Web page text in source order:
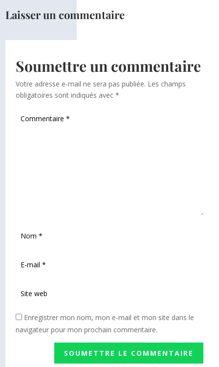
Laisser un commentaire
Soumettre un commentaire
Votre adresse e-mail ne sera pas publiée. Les champs
obligatoires sont indiqués avec*
Enregistrer mon nom, mon e-mail et mon site dans le
navigateur pour mon prochain commentaire.
SOUMETTRE LE COMMENTAIRE